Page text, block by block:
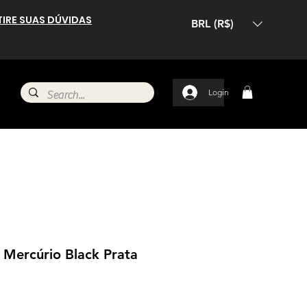
SUAS DÚVIDAS BRL (R$)
Login
Black Prata